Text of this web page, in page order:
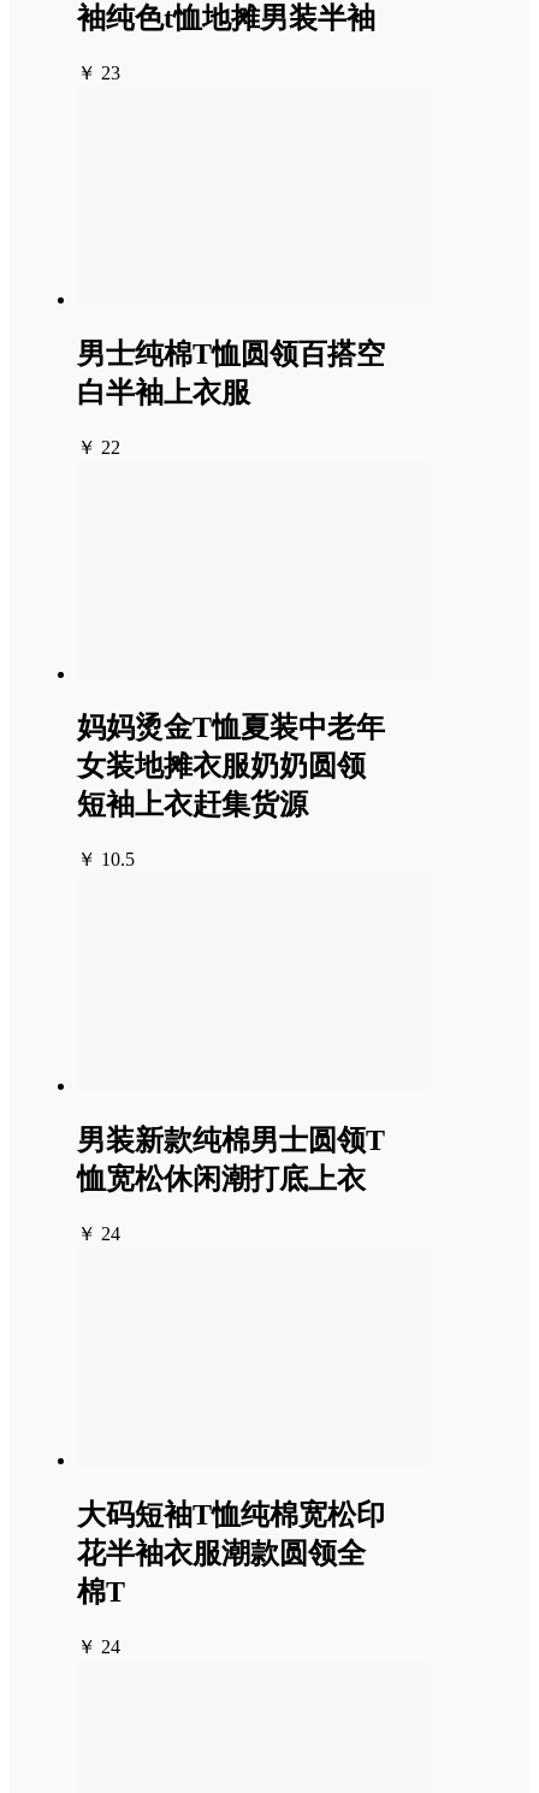
袖纯色t恤地摊男装半袖
￥ 23
男士纯棉T恤圆领百搭空
白半袖上衣服
￥ 22
妈妈烫金T恤夏装中老年
女装地摊衣服奶奶圆领
短袖上衣赶集货源
￥ 10.5
男装新款纯棉男士圆领T
恤宽松休闲潮打底上衣
￥ 24
大码短袖T恤纯棉宽松印
花半袖衣服潮款圆领全
棉T
￥ 24